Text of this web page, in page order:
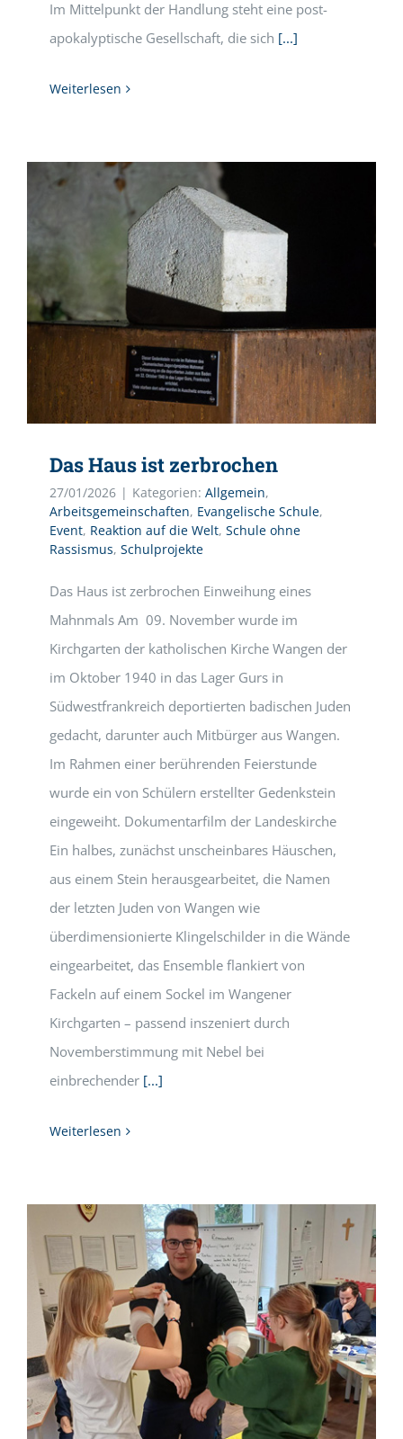
Im Mittelpunkt der Handlung steht eine post-
apokalyptische Gesellschaft, die sich [...]
Weiterlesen
Das Haus ist zerbrochen
27/01/2026 | Kategorien: Allgemein,
Arbeitsgemeinschaften, Evangelische Schule,
Event, Reaktion auf die Welt, Schule ohne
Rassismus, Schulprojekte
Das Haus ist zerbrochen Einweihung eines
Mahnmals Am 09. November wurde im
Kirchgarten der katholischen Kirche Wangen der
im Oktober 1940 in das Lager Gurs in
Südwestfrankreich deportierten badischen Juden
gedacht, darunter auch Mitbürger aus Wangen.
Im Rahmen einer berührenden Feierstunde
wurde ein von Schülern erstellter Gedenkstein
eingeweiht. Dokumentarfilm der Landeskirche
Ein halbes, zunächst unscheinbares Häuschen,
aus einem Stein herausgearbeitet, die Namen
der letzten Juden von Wangen wie
überdimensionierte Klingelschilder in die Wände
eingearbeitet, das Ensemble flankiert von
Fackeln auf einem Sockel im Wangener
Kirchgarten – passend inszeniert durch
Novemberstimmung mit Nebel bei
einbrechender [...]
Weiterlesen